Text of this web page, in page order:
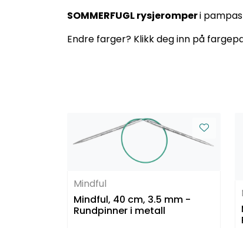
SOMMERFUGL rysjeromperi
Endre farger? Klikk deg inn på
Mindful
Mindful, 40 cm, 3.5 mm -
Rundpinner i metall